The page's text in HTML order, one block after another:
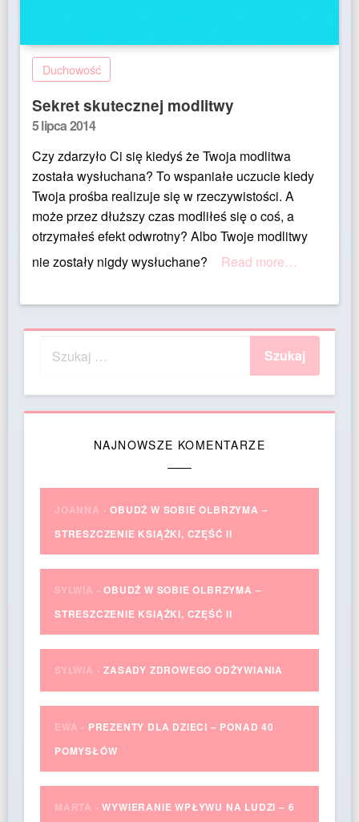
Duchowość
Sekret skutecznej modlitwy
Posted
5 lipca 2014
Czy zdarzyło Ci się kiedyś że Twoja modlitwa
została wysłuchana? To wspaniałe uczucie kiedy
Twoja prośba realizuje się w rzeczywistości. A
może przez dłuższy czas modliłeś się o coś, a
otrzymałeś efekt odwrotny? Albo Twoje modlitwy
nie zostały nigdy wysłuchane?
Read more…
NAJNOWSZE KOMENTARZE
JOANNA -OBUDŹ W SOBIE OLBRZYMA –
STRESZCZENIE KSIĄŻKI, CZĘŚĆ II
SYLWIA -OBUDŹ W SOBIE OLBRZYMA –
STRESZCZENIE KSIĄŻKI, CZĘŚĆ II
SYLWIA -ZASADY ZDROWEGO ODŻYWIANIA
EWA - PREZENTY DLA DZIECI – PONAD 40
POMYSŁÓW
MARTA -WYWIERANIE WPŁYWU NA LUDZI – 6